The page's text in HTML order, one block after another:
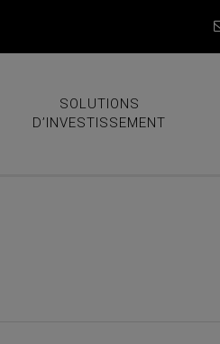
SOLUTIONS
D’INVESTISSEMENT